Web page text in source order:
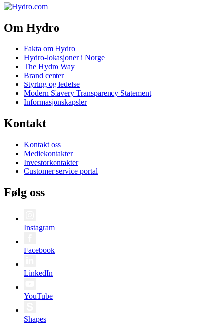
Om Hydro
Fakta om Hydro
Hydro-lokasjoner i Norge
The Hydro Way
Brand center
Styring og ledelse
Modern Slavery Transparency Statement
Informasjonskapsler
Kontakt
Kontakt oss
Mediekontakter
Investorkontakter
Customer service portal
Følg oss
Instagram
Facebook
LinkedIn
YouTube
Shapes